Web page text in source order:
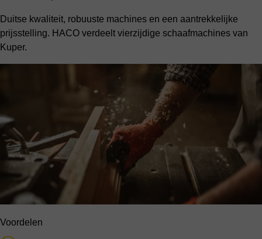
Duitse kwaliteit, robuuste machines en een aantrekkelijke
prijsstelling. HACO verdeelt vierzijdige schaafmachines van
Kuper.
Voordelen